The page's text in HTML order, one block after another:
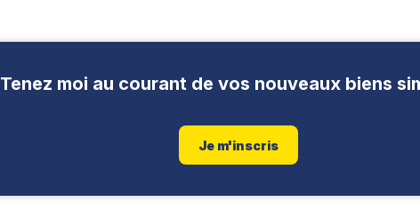
Tenez moi au courant de vos nouveaux biens
Je m'inscris